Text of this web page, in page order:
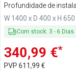
Profundidade de
W 1400 x D 400 x H
Com stock: 3 - 6 Dias
340,99 €*
PVP 611,99 €